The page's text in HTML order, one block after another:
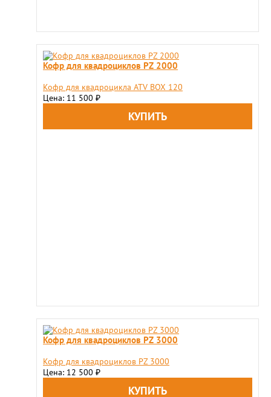
Кофр для квадроциклов PZ 2000
Кофр для квадроцикла ATV BOX 120
Цена: 11 500 ₽
Кофр для квадроциклов PZ 3000
Кофр для квадроциклов PZ 3000
Цена: 12 500 ₽